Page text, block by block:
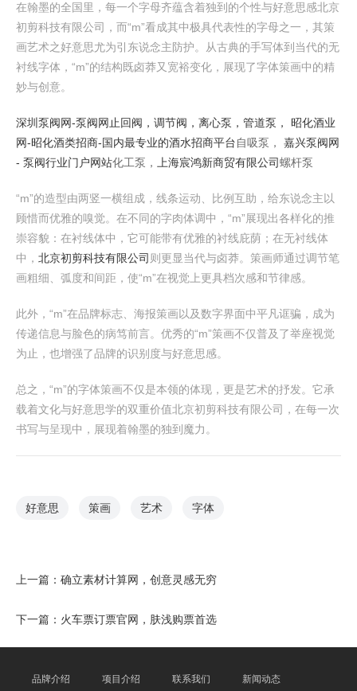
在翰墨的全国里，每一个字母齐蕴含着独到的个性与好意思感北京
初剪科技有限公司，而“m”看成其中极具代表性的字母之一，其策
画艺术之好意思尤为引东说念主防护。从古典的手写体到当代的无
衬线字体，“m”的结构既卤莽又宽裕变化，展现了字体策画中的精
妙与创意。
深圳泵阀网-泵阀网止回阀，调节阀，离心泵，管道泵， 昭化酒业
网-昭化酒类招商-国内最专业的酒水招商平台自吸泵， 嘉兴泵阀网
- 泵阀行业门户网站化工泵， 上海宸鸿新商贸有限公司螺杆泵
“m”的造型由两竖一横组成，线条运动、比例互助，给东说念主以
顾惜而优雅的嗅觉。在不同的字肉体调中，“m”展现出各样化的推
崇容貌：在衬线体中，它可能带有优雅的衬线庇荫；在无衬线体
中， 北京初剪科技有限公司 则更显当代与卤莽。策画师通过调节笔
画粗细、弧度和间距，使“m”在视觉上更具档次感和节律感。
此外，“m”在品牌标志、海报策画以及数字界面中平凡诓骗，成为
传递信息与脸色的病笃前言。优秀的“m”策画不仅普及了举座视觉
为止，也增强了品牌的识别度与好意思感。
总之，“m”的字体策画不仅是本领的体现，更是艺术的抒发。它承
载着文化与好意思学的双重价值北京初剪科技有限公司，在每一次
书写与呈现中，展现着翰墨的独到魔力。
好意思 策画 艺术 字体
上一篇： 确立素材计算网，创意灵感无穷
下一篇： 火车票订票官网，肤浅购票首选
品牌介绍 项目介绍 联系我们 新闻动态